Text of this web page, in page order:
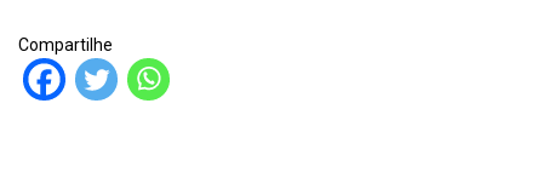
Compartilhe